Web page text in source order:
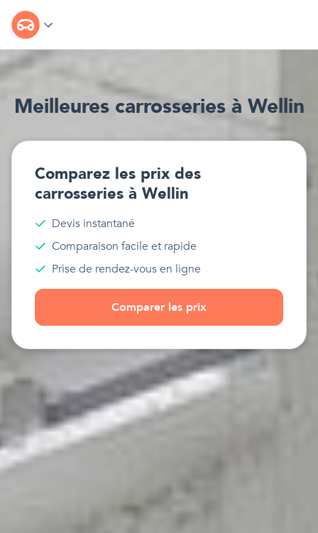
Meilleures carrosseriesà Wellin
Comparez les prix des
carrosseries à Wellin
Devis instantané
Comparaison facile et rapide
Prise de rendez-vous en ligne
Comparer les prix